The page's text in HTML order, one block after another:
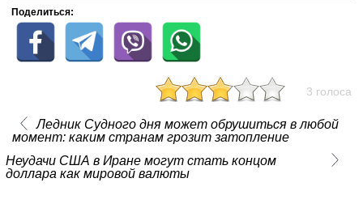
Поделиться:
3 голоса
Ледник Судного дня может обрушиться в любой
момент: каким странам грозит затопление
Неудачи США в Иране могут стать концом
доллара как мировой валюты